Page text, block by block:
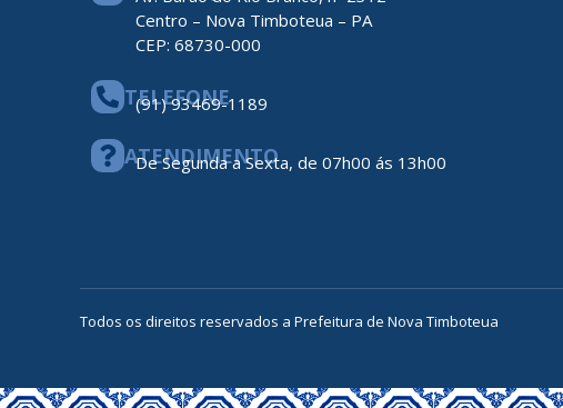
Centro – Nova Timboteua – PA
CEP: 68730-000
TELEFONE
(91) 93469-1189
ATENDIMENTO
De Segunda a Sexta, de 07h00 ás 13h00
Todos os direitos reservados a Prefeitura de Nova Timboteua